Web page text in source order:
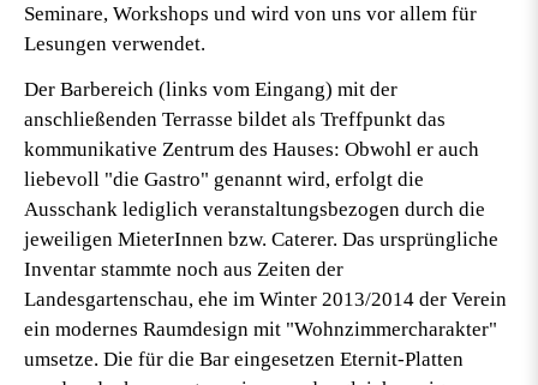
Seminare, Workshops und wird von uns vor allem für
Lesungen verwendet.
Der Barbereich (links vom Eingang) mit der
anschließenden Terrasse bildet als Treffpunkt das
kommunikative Zentrum des Hauses: Obwohl er auch
liebevoll "die Gastro" genannt wird, erfolgt die
Ausschank lediglich veranstaltungsbezogen durch die
jeweiligen MieterInnen bzw. Caterer. Das ursprüngliche
Inventar stammte noch aus Zeiten der
Landesgartenschau, ehe im Winter 2013/2014 der Verein
ein modernes Raumdesign mit "Wohnzimmercharakter"
umsetze. Die für die Bar eingesetzen Eternit-Platten